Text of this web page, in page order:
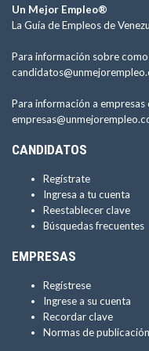
Un Mejor Empleo®
La Guía de Empleos de
Para información sobre
Para información a empresas
CANDIDATOS
Regístrate
Ingresa a tu cuenta
Reestablecer clave
Búsquedas frecuentes
EMPRESAS
Regístrese
Ingrese a su cuenta
Recordar clave
Normas de publicación